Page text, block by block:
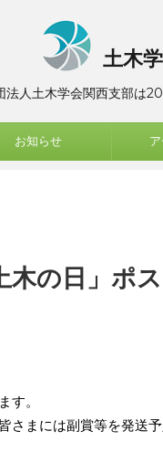
土木
法人土木学会関西支部は
お知らせ
木の日」ポ
す。
さまには副賞等を発送